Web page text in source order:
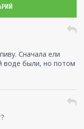
Сначала ели
воде были, но потом